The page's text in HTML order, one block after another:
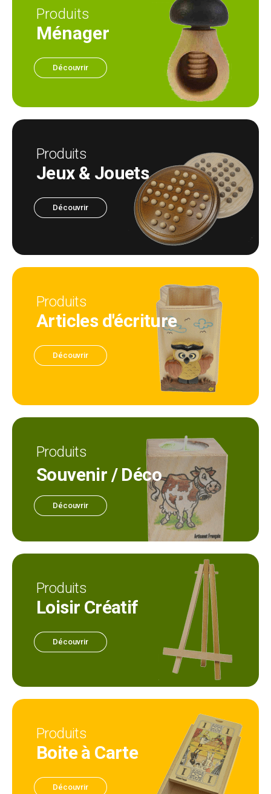
Produits
Ménager
Découvrir
Produits
Jeux & Jouets
Découvrir
Produits
Articles d'écriture
Découvrir
Produits
Souvenir / Déco
Découvrir
Produits
Loisir Créatif
Découvrir
Produits
Boite à Carte
Découvrir